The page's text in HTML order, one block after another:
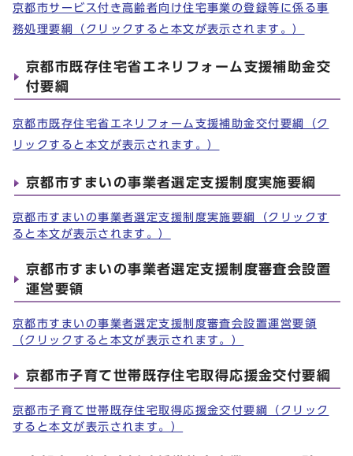
京都市サービス付き高齢者向け住宅事業の登録等に係る事
務処理要綱（クリックすると本文が表示されます。）
京都市既存住宅省エネリフォーム支援補助金交
付要綱
京都市既存住宅省エネリフォーム支援補助金交付要綱（ク
リックすると本文が表示されます。）
京都市すまいの事業者選定支援制度実施要綱
京都市すまいの事業者選定支援制度実施要綱（クリックす
ると本文が表示されます。）
京都市すまいの事業者選定支援制度審査会設置
運営要領
京都市すまいの事業者選定支援制度審査会設置運営要領
（クリックすると本文が表示されます。）
京都市子育て世帯既存住宅取得応援金交付要綱
京都市子育て世帯既存住宅取得応援金交付要綱（クリック
すると本文が表示されます。）